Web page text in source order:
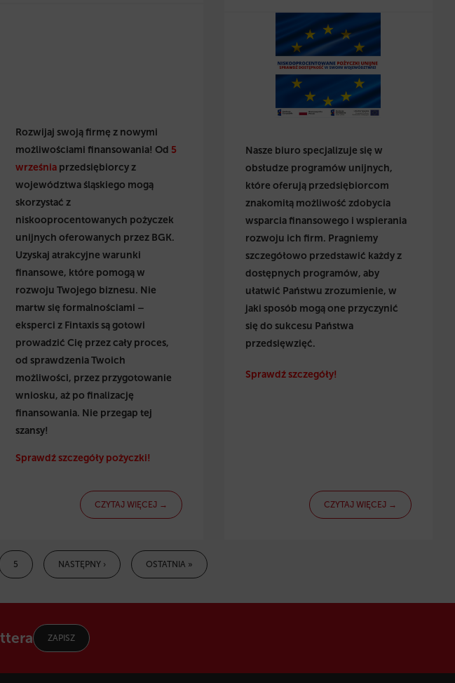
Rozwijaj swoją firmę z nowymi
możliwościami finansowania! Od 5
września przedsiębiorcy z
województwa śląskiego mogą
skorzystać z
niskooprocentowanych pożyczek
unijnych oferowanych przez BGK.
Uzyskaj atrakcyjne warunki
finansowe, które pomogą w
rozwoju Twojego biznesu. Nie
martw się formalnościami –
eksperci z Fintaxis są gotowi
prowadzić Cię przez cały proces,
od sprawdzenia Twoich
możliwości, przez przygotowanie
wniosku, aż po finalizację
finansowania. Nie przegap tej
szansy!
Sprawdź szczegóły pożyczki!
CZYTAJ WIĘCEJ →
Nasze biuro specjalizuje się w
obsłudze programów unijnych,
które oferują przedsiębiorcom
znakomitą możliwość zdobycia
wsparcia finansowego i wspierania
rozwoju ich firm. Pragniemy
szczegółowo przedstawić każdy z
dostępnych programów, aby
ułatwić Państwu zrozumienie, w
jaki sposób mogą one przyczynić
się do sukcesu Państwa
przedsięwzięć.
Sprawdź szczegóły!
CZYTAJ WIĘCEJ →
5 NASTĘPNY › OSTATNIA »
ZAPISZ